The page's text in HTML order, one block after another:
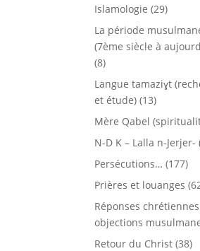
Islamologie (29)
La période
(7ème siècle à
(8)
Langue tamaziɣt
et étude) (13)
Mère Qabel
N-D K – Lalla n-Jerjer-
Persécutions… (177)
Prières et louanges
Réponses
objections
Retour du Christ (38)